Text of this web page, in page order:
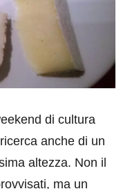
di cultura
anche di un
altezza. Non il
ma un